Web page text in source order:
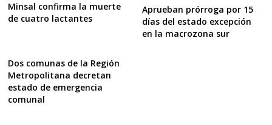
Minsal confirma la muerte
de cuatro lactantes
Aprueban prórroga por 15
días del estado excepción
en la macrozona sur
Dos comunas de la Región
Metropolitana decretan
estado de emergencia
comunal